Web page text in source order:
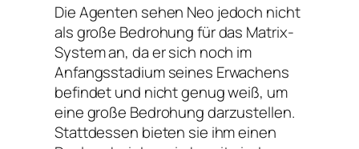
Die Agenten sehen Neo jedoch nicht
als große Bedrohung für das Matrix-
System an, da er sich noch im
Anfangsstadium seines Erwachens
befindet und nicht genug weiß, um
eine große Bedrohung darzustellen.
Stattdessen bieten sie ihm einen